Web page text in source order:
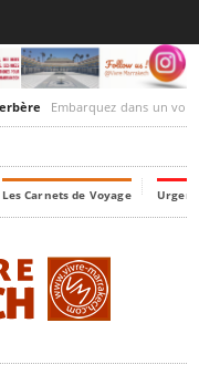
Embarquez dans un voyage culturel dans le
Les Carnets de Voyage